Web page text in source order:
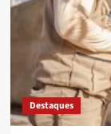
Destaques